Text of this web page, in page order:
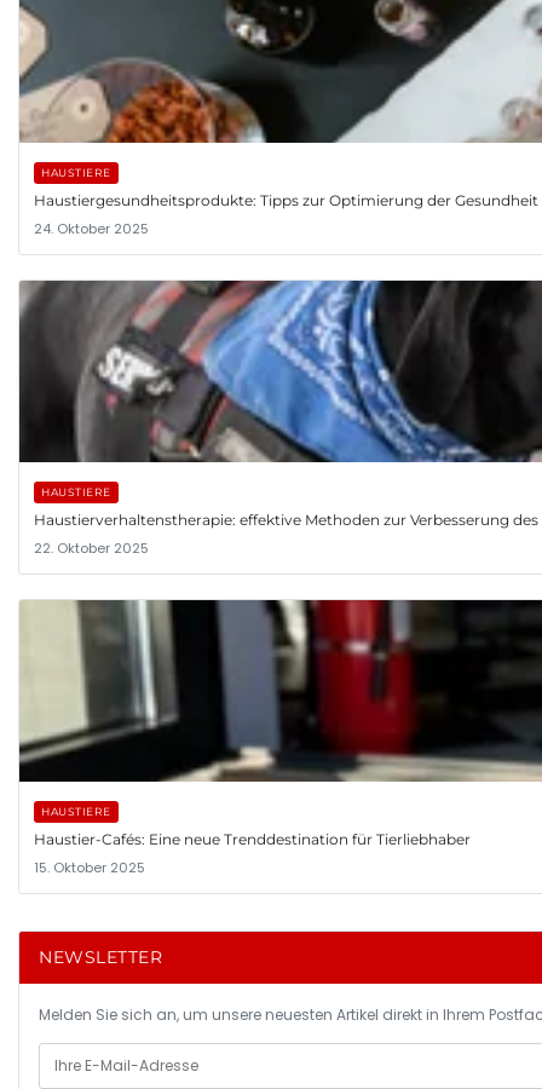
HAUSTIERE
Haustiergesundheitsprodukte: Tipps zur Optimierung der Gesundheit
24. Oktober 2025
HAUSTIERE
Haustierverhaltenstherapie: effektive Methoden zur Verbesserung des
22. Oktober 2025
HAUSTIERE
Haustier-Cafés: Eine neue Trenddestination für Tierliebhaber
15. Oktober 2025
NEWSLETTER
Melden Sie sich an, um unsere neuesten Artikel direkt in Ihrem